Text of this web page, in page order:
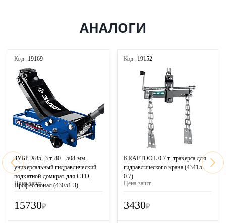
АНАЛОГИ
Код: 19169
ЗУБР X85, 3 т, 80 - 508 мм,
универсальный гидравлический
подкатной домкрат для СТО,
Профессионал (43051-3)
Цена зашт
15730₽
Код: 19152
KRAFTOOL 0.7 т, траверса для
гидравлического крана (43415-
0.7)
Цена зашт
3430₽